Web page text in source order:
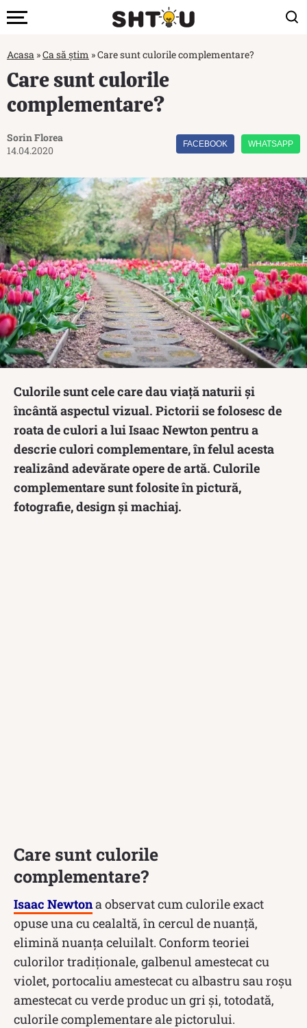
Acasa »Ca să știm »Care sunt culorile complementare?
Care sunt culorile
complementare?
Sorin Florea
14.04.2020
FACEBOOK WHATSAPP
Culorile sunt cele care dau viață naturii și
încântă aspectul vizual. Pictorii se folosesc de
roata de culori a lui Isaac Newton pentru a
descrie culori complementare, în felul acesta
realizând adevărate opere de artă. Culorile
complementare sunt folosite în pictură,
fotografie, design și machiaj.
Care sunt culorile
complementare?
Isaac Newtona observat cum culorile exact
opuse una cu cealaltă, în cercul de nuanță,
elimină nuanța celuilalt. Conform teoriei
culorilor tradiționale, galbenul amestecat cu
violet, portocaliu amestecat cu albastru sau roșu
amestecat cu verde produc un gri și, totodată,
culorile complementare ale pictorului.